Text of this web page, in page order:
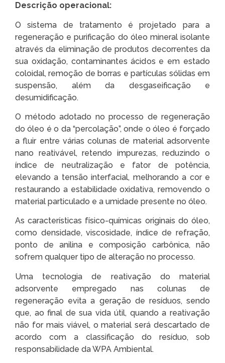
Descrição operacional:
O sistema de tratamento é projetado para a
regeneração e purificação do óleo mineral isolante
através da eliminação de produtos decorrentes da
sua oxidação, contaminantes ácidos e em estado
coloidal, remoção de borras e partículas sólidas em
suspensão, além da desgaseificação e
desumidificação.
O método adotado no processo de regeneração
do óleo é o da “percolação”, onde o óleo é forçado
a fluir entre várias colunas de material adsorvente
nano reativável, retendo impurezas, reduzindo o
índice de neutralização e fator de potência,
elevando a tensão interfacial, melhorando a cor e
restaurando a estabilidade oxidativa, removendo o
material particulado e a umidade presente no óleo.
As características físico-químicas originais do óleo,
como densidade, viscosidade, índice de refração,
ponto de anilina e composição carbônica, não
sofrem qualquer tipo de alteração no processo.
Uma tecnologia de reativação do material
adsorvente empregado nas colunas de
regeneração evita a geração de resíduos, sendo
que, ao final de sua vida útil, quando a reativação
não for mais viável, o material será descartado de
acordo com a classificação do resíduo, sob
responsabilidade da WPA Ambiental.